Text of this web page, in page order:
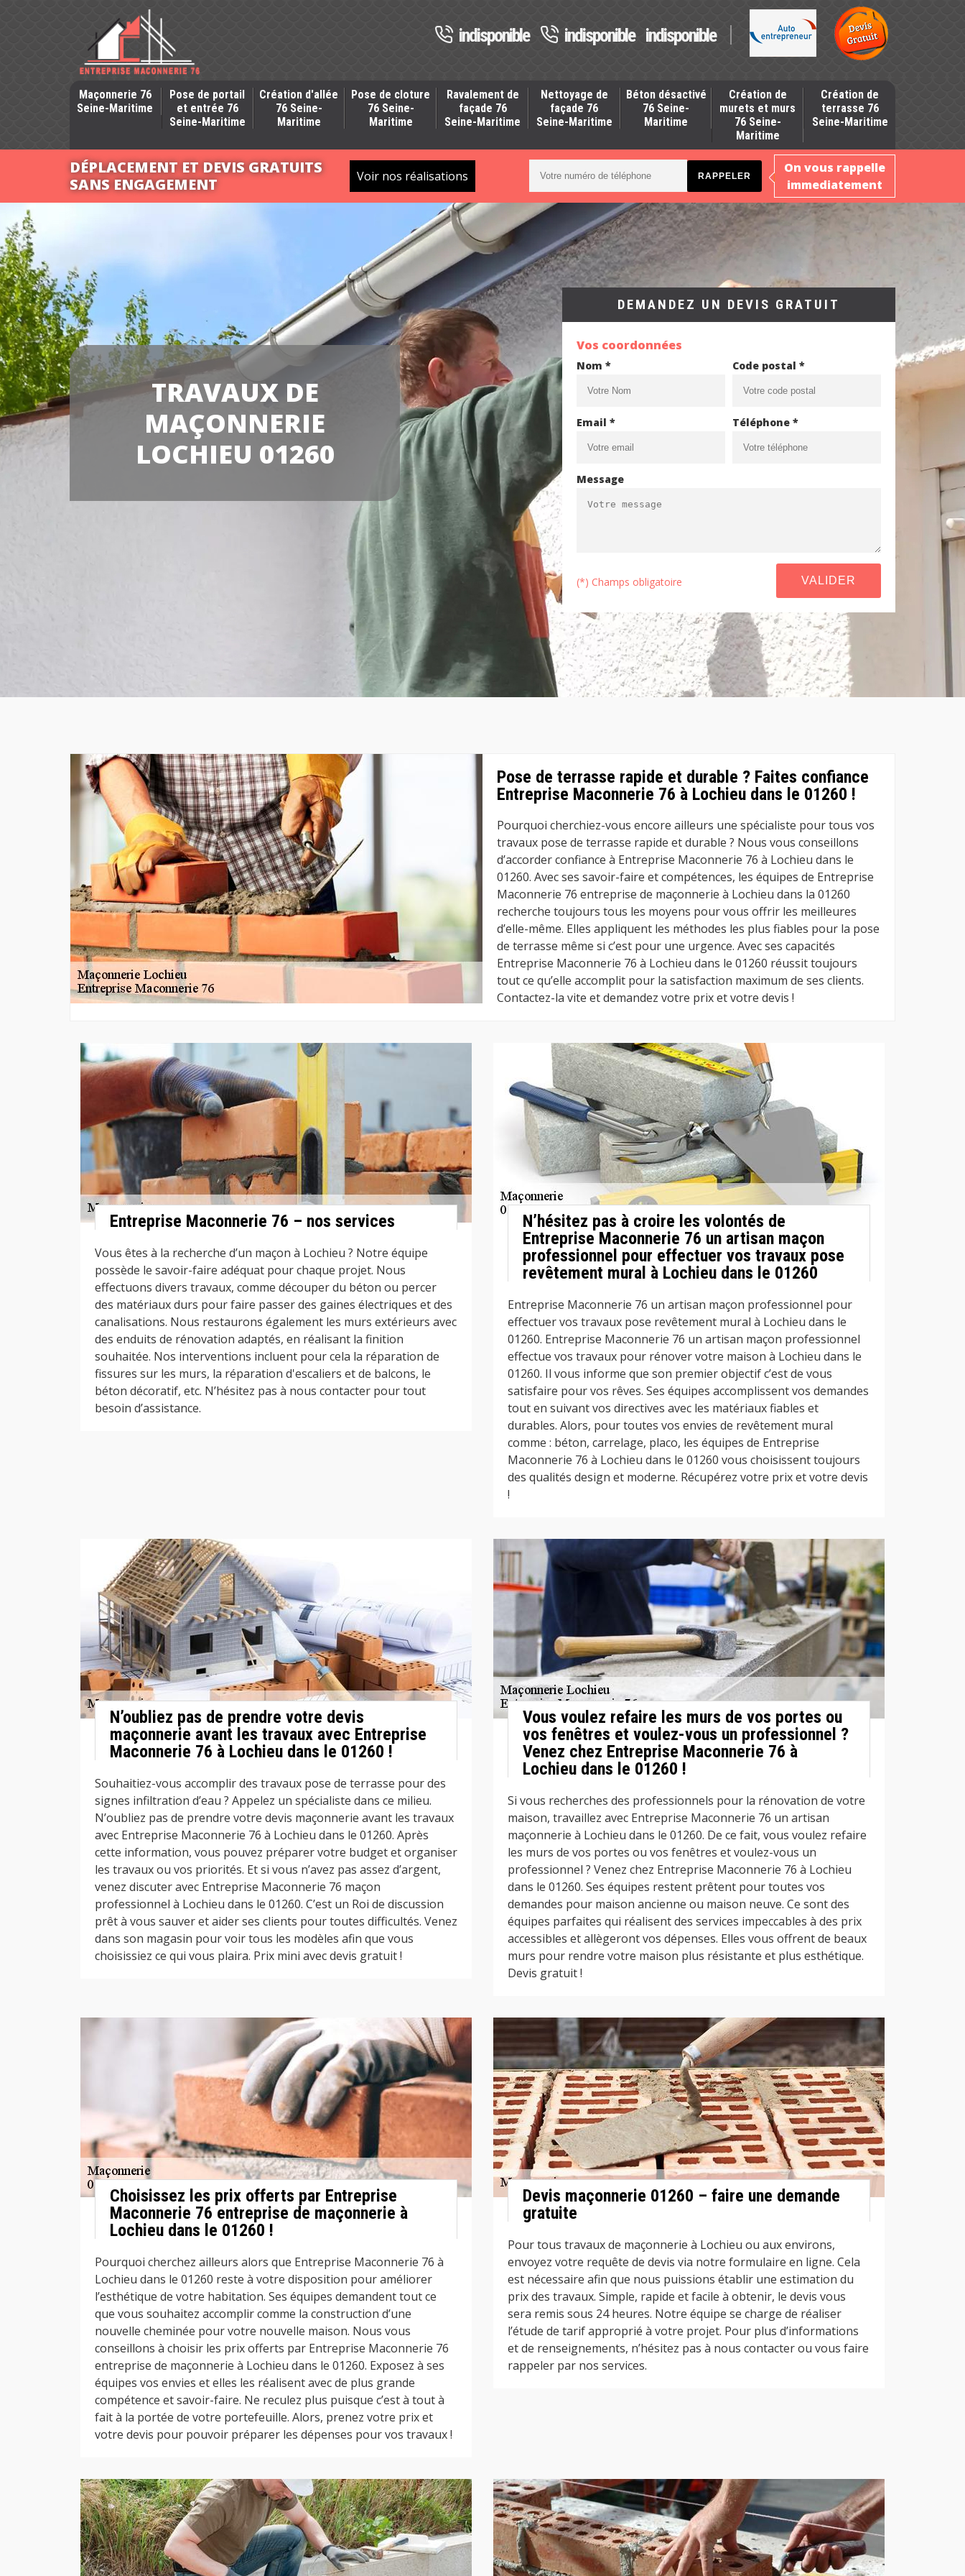
indisponible indisponible indisponible
Maçonnerie 76
Seine-Maritime
Pose de portail
et entrée 76
Seine-Maritime
Création d'allée
76 Seine-
Maritime
Pose de cloture
76 Seine-
Maritime
Ravalement de
façade 76
Seine-Maritime
Nettoyage de
façade 76
Seine-Maritime
Béton désactivé
76 Seine-
Maritime
Création de
murets et murs
76 Seine-
Maritime
Création de
terrasse 76
Seine-Maritime
DÉPLACEMENT ET DEVIS GRATUITS
SANS ENGAGEMENT
Voir nos réalisations
On vous rappelle
immediatement
TRAVAUX DE
MAÇONNERIE
LOCHIEU 01260
DEMANDEZ UN DEVIS GRATUIT
Vos coordonnées
Nom * Code postal *
Email * Téléphone *
Message
(*) Champs obligatoire
Pose de terrasse rapide et durable ? Faites confiance
Entreprise Maconnerie 76 à Lochieu dans le 01260 !
Pourquoi cherchiez-vous encore ailleurs une spécialiste pour tous vos
travaux pose de terrasse rapide et durable ? Nous vous conseillons
d’accorder confiance à Entreprise Maconnerie 76 à Lochieu dans le
01260. Avec ses savoir-faire et compétences, les équipes de Entreprise
Maconnerie 76 entreprise de maçonnerie à Lochieu dans la 01260
recherche toujours tous les moyens pour vous offrir les meilleures
d’elle-même. Elles appliquent les méthodes les plus fiables pour la pose
de terrasse même si c’est pour une urgence. Avec ses capacités
Entreprise Maconnerie 76 à Lochieu dans le 01260 réussit toujours
tout ce qu’elle accomplit pour la satisfaction maximum de ses clients.
Contactez-la vite et demandez votre prix et votre devis !
Entreprise Maconnerie 76 – nos services
Vous êtes à la recherche d’un maçon à Lochieu ? Notre équipe
possède le savoir-faire adéquat pour chaque projet. Nous
effectuons divers travaux, comme découper du béton ou percer
des matériaux durs pour faire passer des gaines électriques et des
canalisations. Nous restaurons également les murs extérieurs avec
des enduits de rénovation adaptés, en réalisant la finition
souhaitée. Nos interventions incluent pour cela la réparation de
fissures sur les murs, la réparation d'escaliers et de balcons, le
béton décoratif, etc. N’hésitez pas à nous contacter pour tout
besoin d’assistance.
N’hésitez pas à croire les volontés de
Entreprise Maconnerie 76 un artisan maçon
professionnel pour effectuer vos travaux pose
revêtement mural à Lochieu dans le 01260
Entreprise Maconnerie 76 un artisan maçon professionnel pour
effectuer vos travaux pose revêtement mural à Lochieu dans le
01260. Entreprise Maconnerie 76 un artisan maçon professionnel
effectue vos travaux pour rénover votre maison à Lochieu dans le
01260. Il vous informe que son premier objectif c’est de vous
satisfaire pour vos rêves. Ses équipes accomplissent vos demandes
tout en suivant vos directives avec les matériaux fiables et
durables. Alors, pour toutes vos envies de revêtement mural
comme : béton, carrelage, placo, les équipes de Entreprise
Maconnerie 76 à Lochieu dans le 01260 vous choisissent toujours
des qualités design et moderne. Récupérez votre prix et votre devis
!
N’oubliez pas de prendre votre devis
maçonnerie avant les travaux avec Entreprise
Maconnerie 76 à Lochieu dans le 01260 !
Souhaitiez-vous accomplir des travaux pose de terrasse pour des
signes infiltration d’eau ? Appelez un spécialiste dans ce milieu.
N’oubliez pas de prendre votre devis maçonnerie avant les travaux
avec Entreprise Maconnerie 76 à Lochieu dans le 01260. Après
cette information, vous pouvez préparer votre budget et organiser
les travaux ou vos priorités. Et si vous n’avez pas assez d’argent,
venez discuter avec Entreprise Maconnerie 76 maçon
professionnel à Lochieu dans le 01260. C’est un Roi de discussion
prêt à vous sauver et aider ses clients pour toutes difficultés. Venez
dans son magasin pour voir tous les modèles afin que vous
choisissiez ce qui vous plaira. Prix mini avec devis gratuit !
Vous voulez refaire les murs de vos portes ou
vos fenêtres et voulez-vous un professionnel ?
Venez chez Entreprise Maconnerie 76 à
Lochieu dans le 01260 !
Si vous recherches des professionnels pour la rénovation de votre
maison, travaillez avec Entreprise Maconnerie 76 un artisan
maçonnerie à Lochieu dans le 01260. De ce fait, vous voulez refaire
les murs de vos portes ou vos fenêtres et voulez-vous un
professionnel ? Venez chez Entreprise Maconnerie 76 à Lochieu
dans le 01260. Ses équipes restent prêtent pour toutes vos
demandes pour maison ancienne ou maison neuve. Ce sont des
équipes parfaites qui réalisent des services impeccables à des prix
accessibles et allègeront vos dépenses. Elles vous offrent de beaux
murs pour rendre votre maison plus résistante et plus esthétique.
Devis gratuit !
Choisissez les prix offerts par Entreprise
Maconnerie 76 entreprise de maçonnerie à
Lochieu dans le 01260 !
Pourquoi cherchez ailleurs alors que Entreprise Maconnerie 76 à
Lochieu dans le 01260 reste à votre disposition pour améliorer
l’esthétique de votre habitation. Ses équipes demandent tout ce
que vous souhaitez accomplir comme la construction d’une
nouvelle cheminée pour votre nouvelle maison. Nous vous
conseillons à choisir les prix offerts par Entreprise Maconnerie 76
entreprise de maçonnerie à Lochieu dans le 01260. Exposez à ses
équipes vos envies et elles les réalisent avec de plus grande
compétence et savoir-faire. Ne reculez plus puisque c’est à tout à
fait à la portée de votre portefeuille. Alors, prenez votre prix et
votre devis pour pouvoir préparer les dépenses pour vos travaux !
Devis maçonnerie 01260 – faire une demande
gratuite
Pour tous travaux de maçonnerie à Lochieu ou aux environs,
envoyez votre requête de devis via notre formulaire en ligne. Cela
est nécessaire afin que nous puissions établir une estimation du
prix des travaux. Simple, rapide et facile à obtenir, le devis vous
sera remis sous 24 heures. Notre équipe se charge de réaliser
l’étude de tarif approprié à votre projet. Pour plus d’informations
et de renseignements, n’hésitez pas à nous contacter ou vous faire
rappeler par nos services.